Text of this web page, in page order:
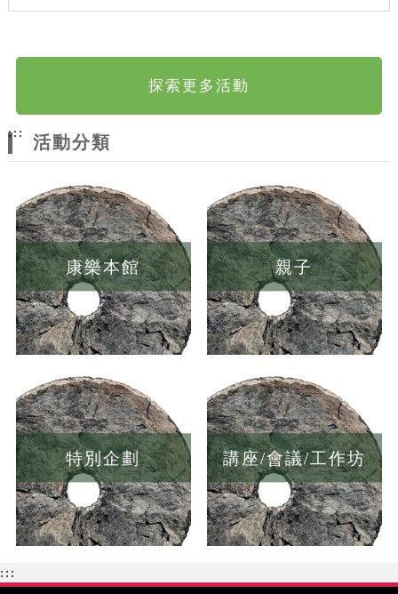
探索更多活動
:::
活動分類
康樂本館 親子
特別企劃 講座/會議/工作坊
:::